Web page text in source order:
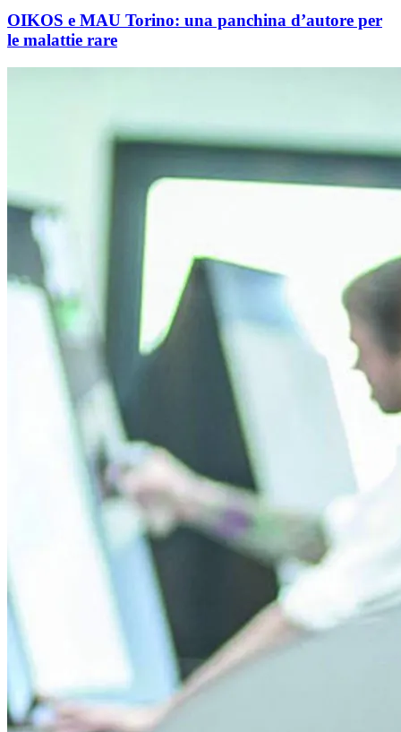
OIKOS e MAU Torino: una panchina d’autore per
le malattie rare